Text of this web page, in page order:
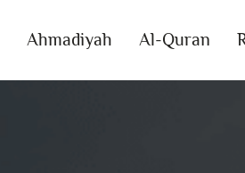
Ahmadiyah Al-Quran